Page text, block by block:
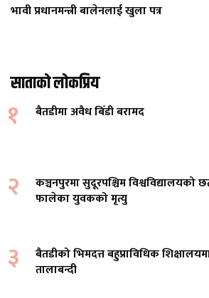
भावी प्रधानमन्त्री बालेनलाई खुला पत्र
साताको लोकप्रिय
१ बैतडीमा अवैध बिँडी बरामद
२
कञ्चनपुरमा सुदूरपश्चिम विश्वविद्यालयको
फालेका युवकको मृत्यु
३
बैतडीको भिमदत्त बहुप्राविधिक
तालाबन्दी